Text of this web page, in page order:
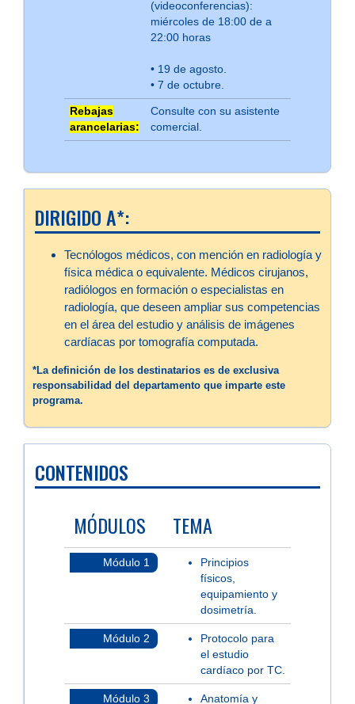
(videoconferencias):
miércoles de 18:00 de a
22:00 horas
• 19 de agosto.
• 7 de octubre.
Rebajas
arancelarias:
Consulte con su asistente
comercial.
DIRIGIDO A*:
Tecnólogos médicos, con mención en radiología y
física médica o equivalente. Médicos cirujanos,
radiólogos en formación o especialistas en
radiología, que deseen ampliar sus competencias
en el área del estudio y análisis de imágenes
cardíacas por tomografía computada.
*La definición de los destinatarios es de exclusiva
responsabilidad del departamento que imparte este
programa.
CONTENIDOS
MÓDULOS
TEMA
Módulo 1
Principios
físicos,
equipamiento y
dosimetría.
Módulo 2
Protocolo para
el estudio
cardíaco por TC.
Módulo 3 Anatomía y